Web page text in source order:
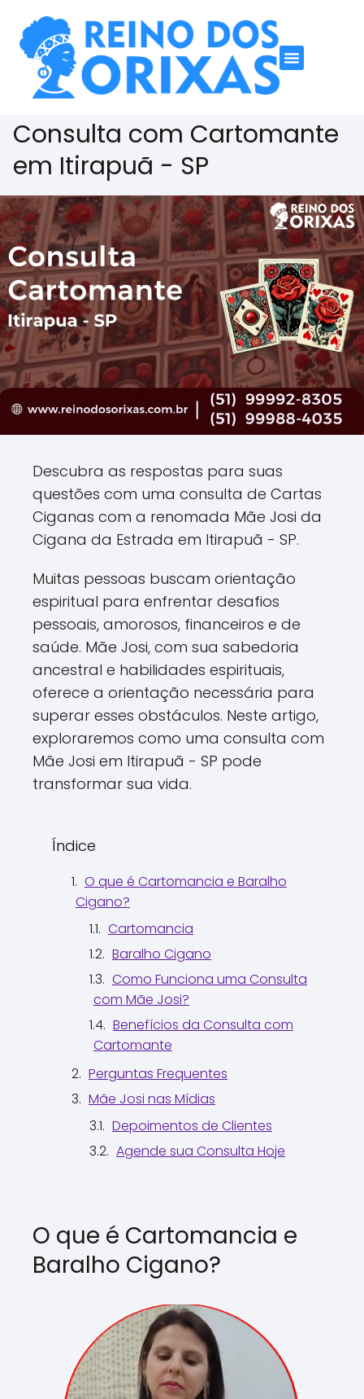
Consulta com Cartomante
em Itirapuã - SP
Descubra as respostas para suas
questões com uma consulta de Cartas
Ciganas com a renomada Mãe Josi da
Cigana da Estrada em Itirapuã - SP.
Muitas pessoas buscam orientação
espiritual para enfrentar desafios
pessoais, amorosos, financeiros e de
saúde. Mãe Josi, com sua sabedoria
ancestral e habilidades espirituais,
oferece a orientação necessária para
superar esses obstáculos. Neste artigo,
exploraremos como uma consulta com
Mãe Josi em Itirapuã - SP pode
transformar sua vida.
Índice
O que é Cartomancia e Baralho
Cigano?
Cartomancia
Baralho Cigano
Como Funciona uma Consulta
com Mãe Josi?
Benefícios da Consulta com
Cartomante
Perguntas Frequentes
Mãe Josi nas Mídias
Depoimentos de Clientes
Agende sua Consulta Hoje
O que é Cartomancia e
Baralho Cigano?